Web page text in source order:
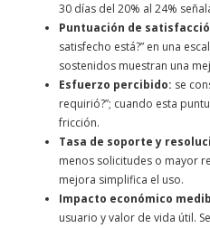
30 días del 20% al 24%
Puntuación de
satisfecho está?” en una
sostenidos muestran una
Esfuerzo percibido: se
requirió?”; cuando esta
fricción.
Tasa de soporte y
menos solicitudes o mayor
mejora simplifica el uso.
Impacto económico
usuario y valor de vida útil.